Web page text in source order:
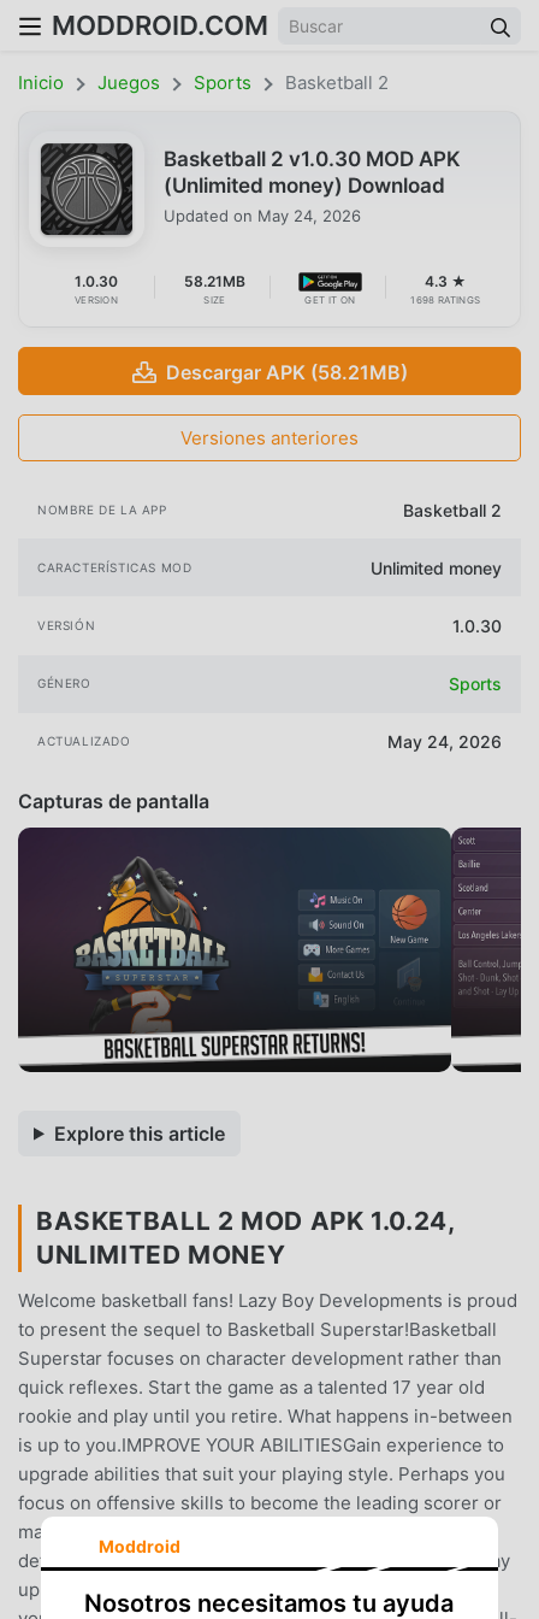
MODDROID.COM
Inicio Juegos Sports Basketball 2
Basketball 2 v1.0.30 MOD APK
(Unlimited money) Download
Updated on May 24, 2026
1.0.30
VERSION
58.21MB
SIZE GET IT ON
4.3 ★
1698 RATINGS
Descargar APK (58.21MB)
Versiones anteriores
NOMBRE DE LA APP Basketball 2
CARACTERÍSTICAS MOD Unlimited money
VERSIÓN 1.0.30
GÉNERO Sports
ACTUALIZADO May 24, 2026
Capturas de pantalla
Explore this article
BASKETBALL 2 MOD APK 1.0.24,
UNLIMITED MONEY
Welcome basketball fans! Lazy Boy Developments is proud
to present the sequel to Basketball Superstar!Basketball
Superstar focuses on character development rather than
quick reflexes. Start the game as a talented 17 year old
rookie and play until you retire. What happens in-between
is up to you.IMPROVE YOUR ABILITIESGain experience to
upgrade abilities that suit your playing style. Perhaps you
focus on offensive skills to become the leading scorer or
maybe concentrate on defensive duties and become a
defensive powerhouse?BECOME A LEGENDWork you way
up through college basketball to the very top level. Can
Moddroid
Nosotros necesitamos tu ayuda